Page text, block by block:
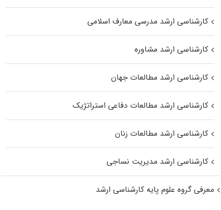
کارشناسی ارشد مدرسی معارف اسلامی
کارشناسی ارشد مشاوره
کارشناسی ارشد مطالعات جهان
کارشناسی ارشد مطالعات دفاعی استراتژیک
کارشناسی ارشد مطالعات زنان
کارشناسی ارشد مدیریت نساجی
معرفی گروه علوم پایه کارشناسی ارشد